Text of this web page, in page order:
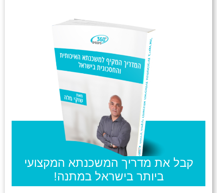
קבל את מדריך המשכנתא המקצועי
ביותר בישראל במתנה!